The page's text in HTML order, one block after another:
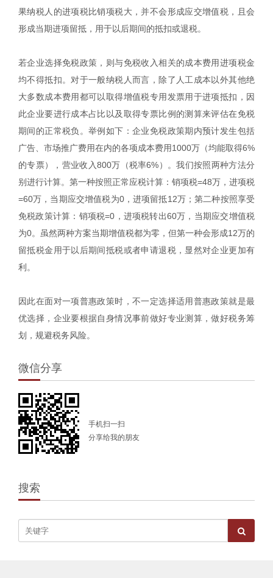
果纳税人的进项税比销项税大，并不会形成应交增值税，且会
形成当期进项留抵，用于以后期间的抵扣或退税。
若企业选择免税政策，则与免税收入相关的成本费用进项税金
均不得抵扣。对于一般纳税人而言，除了人工成本以外其他绝
大多数成本费用都可以取得增值税专用发票用于进项抵扣，因
此企业要进行成本占比以及取得专票比例的测算来评估在免税
期间的正常税负。举例如下：企业免税政策期内预计发生包括
广告、市场推广费用在内的各项成本费用1000万（均能取得6%
的专票），营业收入800万（税率6%）。我们按照两种方法分
别进行计算。第一种按照正常应税计算：销项税=48万，进项税
=60万，当期应交增值税为0，进项留抵12万；第二种按照享受
免税政策计算：销项税=0，进项税转出60万，当期应交增值税
为0。虽然两种方案当期增值税都为零，但第一种会形成12万的
留抵税金用于以后期间抵税或者申请退税，显然对企业更加有
利。
因此在面对一项普惠政策时，不一定选择适用普惠政策就是最
优选择，企业要根据自身情况事前做好专业测算，做好税务筹
划，规避税务风险。
微信分享
手机扫一扫
分享给我的朋友
搜索